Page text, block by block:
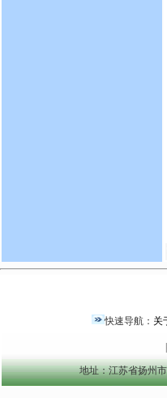
快速导航： 关
地址：江苏省扬州市